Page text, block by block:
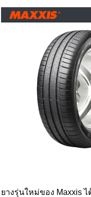
ยางรุ่นใหม่ของ Maxxis